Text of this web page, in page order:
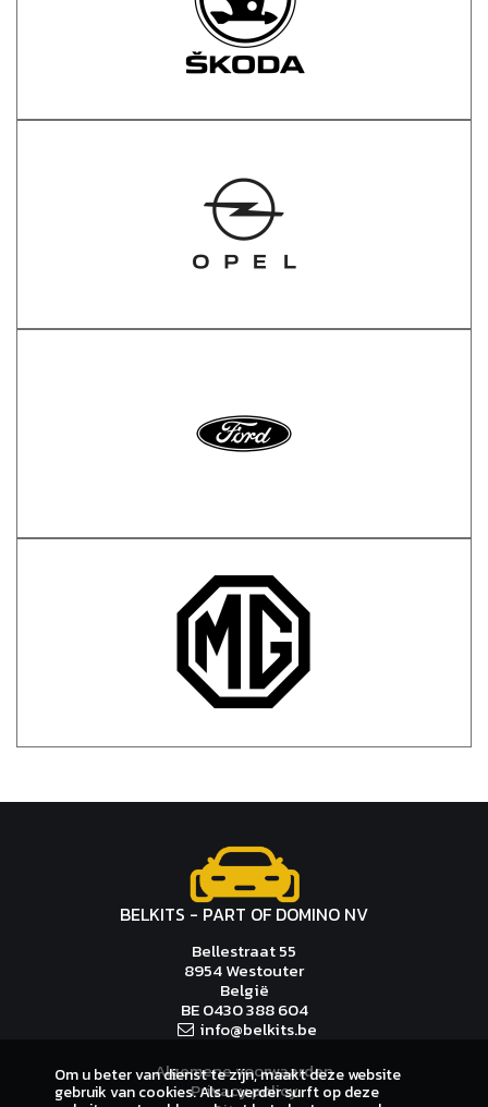
BELKITS - PART OF DOMINO NV
Bellestraat 55
8954 Westouter
België
BE 0430 388 604
info@belkits.be
Algemene voorwaarden
Privacy policy
Om u beter van dienst te zijn, maakt deze website
gebruik van cookies. Als u verder surft op deze